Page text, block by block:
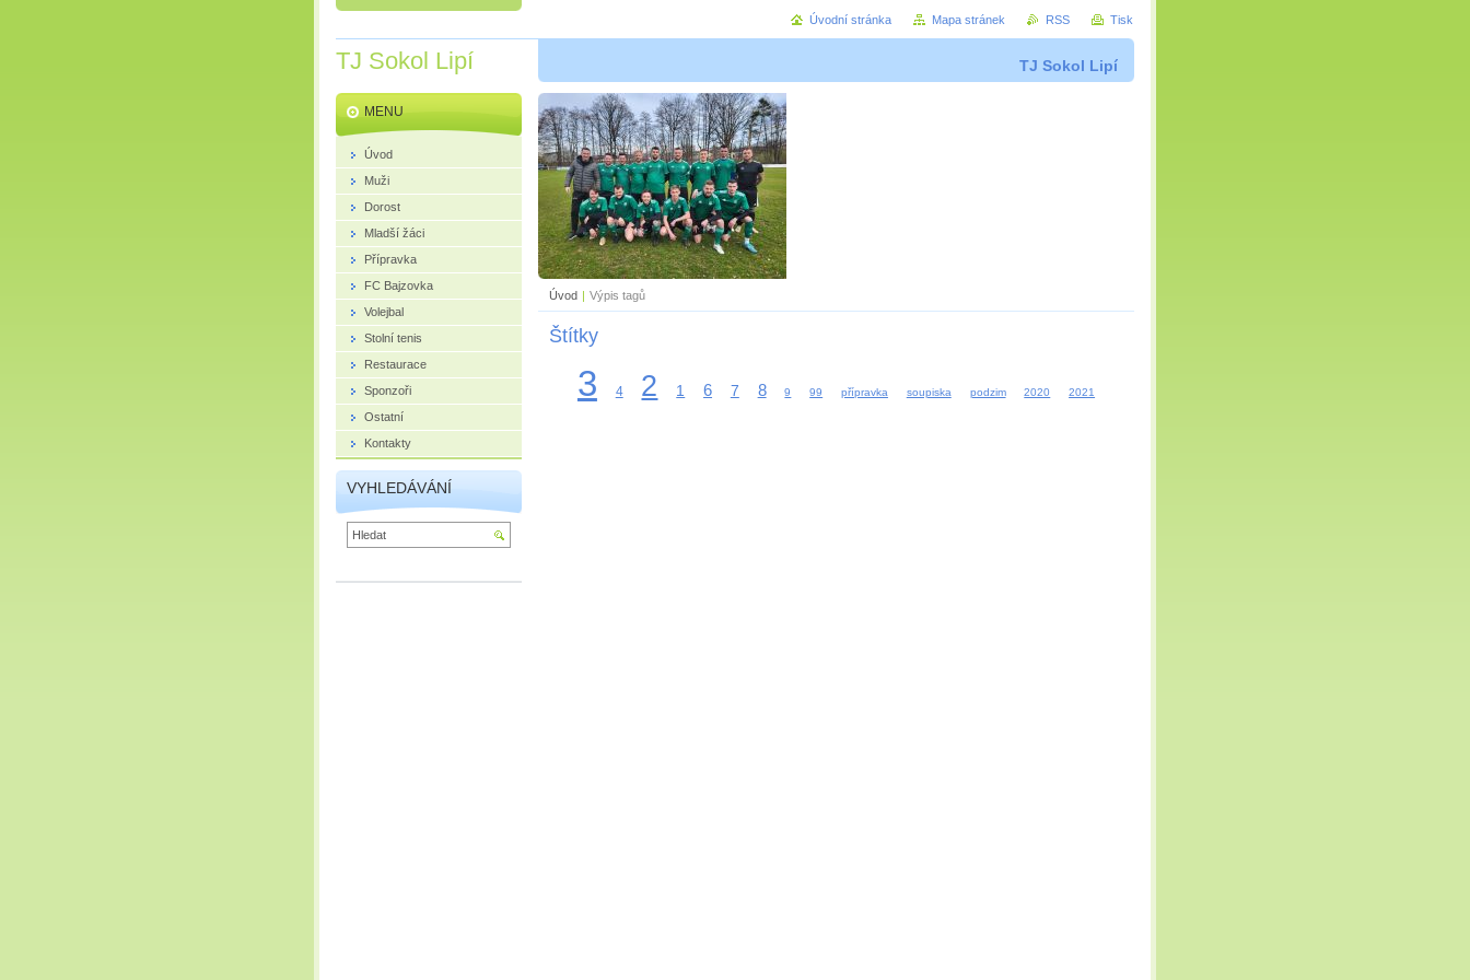
TJ Sokol Lipí TJ Sokol Lipí
Úvod | Výpis tagů
Štítky
3 4 2 1 6 7 8 9 99 přípravka soupiska podzim 2020 2021
MENU
Úvod
Muži
Dorost
Mladší žáci
Přípravka
FC Bajzovka
Volejbal
Stolní tenis
Restaurace
Sponzoři
Ostatní
Kontakty
VYHLEDÁVÁNÍ
Úvodní stránka Mapa stránek RSS Tisk